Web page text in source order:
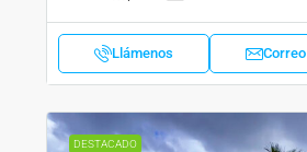
Llámenos Correo
DESTACADO